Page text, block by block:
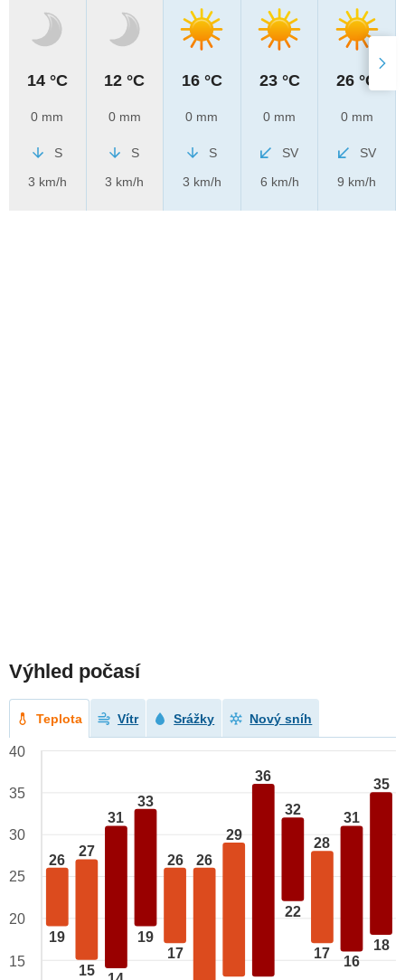
14 °C
0 mm
S
3 km/h
12 °C
0 mm
S
3 km/h
16 °C
0 mm
S
3 km/h
23 °C
0 mm
SV
6 km/h
26 °C
0 mm
SV
9 km/h
Výhled počasí
Teplota Vítr Srážky Nový sníh
26
19
27
15
31
33
19
26
17
26
29
36
32
22
28
17
31
16
35
18
40
35
30
25
20
15